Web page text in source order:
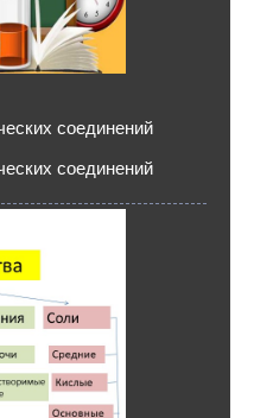
соединений
соединений